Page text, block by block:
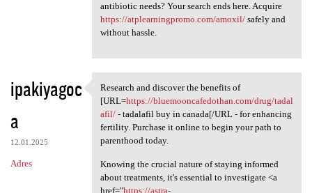
antibiotic needs? Your search ends here. Acquire
https://atplearningpromo.com/amoxil/safely and
without hassle.
ipakiyagoc
a
12.01.2025
Adres
Research and discover the
Research and discover the benefits of
[URL=https://bluemooncafedothan.com/drug/tadal
afil/- tadalafil buy in canada[/URL - for enhancing
fertility. Purchase it online to begin your path to
parenthood today.
Knowing the crucial nature of staying informed
about treatments, it's essential to investigate <a
href="https://astra-